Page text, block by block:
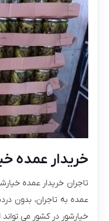
خریدار عمده
تاجران خریدار عمده
عمده به تاجران، بدون
خیارشور در کشور می